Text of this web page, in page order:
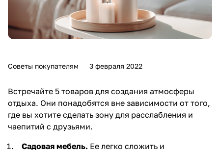
Советы покупателям 3 февраля 2022
Встречайте 5 товаров для создания атмосферы
отдыха. Они понадобятся вне зависимости от того,
где вы хотите сделать зону для расслабления и
чаепитий с друзьями.
Садовая мебель. Ее легко сложить и